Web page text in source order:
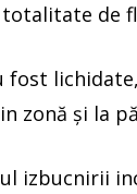
de
fost
zonă și la
izbucnirii